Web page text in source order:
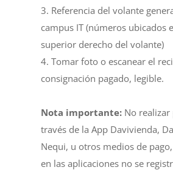
3. Referencia del volante
campus IT (números ubicados
superior derecho del volante)
4. Tomar foto o escanear el
consignación pagado, legible.
Nota importante: No realizar
través de la App Davivienda,
Nequi, u otros medios de
en las aplicaciones no se